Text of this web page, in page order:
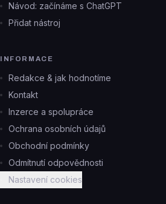
Návod: začínáme s ChatGPT
Přidat nástroj
INFORMACE
Redakce & jak hodnotíme
Kontakt
Inzerce a spolupráce
Ochrana osobních údajů
Obchodní podmínky
Odmítnutí odpovědnosti
Nastavení cookies